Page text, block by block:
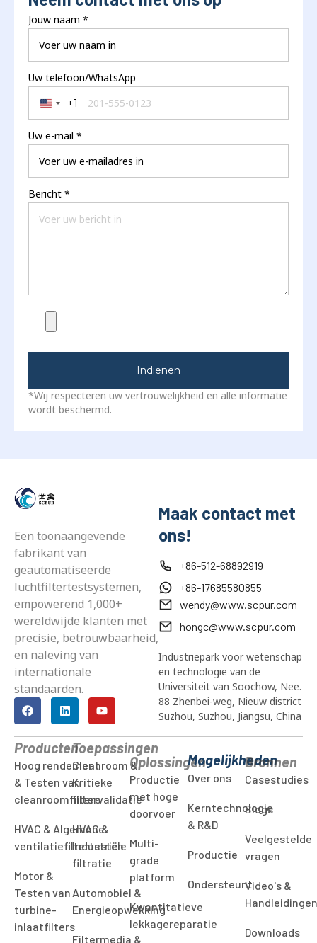
Jouw naam *
Uw telefoon/WhatsApp
United States +1
+1
Uw e-mail *
Bericht *
Indienen
*Wij respecteren uw vertrouwelijkheid en alle informatie
wordt beschermd.
Een toonaangevende
fabrikant van
geautomatiseerde
luchtfiltertestsystemen,
empowerend 1,000+
wereldwijde klanten met
precisie, betrouwbaarheid,
en naleving van
internationale
standaarden.
Maak contact met
ons!
+86-512-68892919
+86-17685580855
wendy@www.scpur.com
hongc@www.scpur.com
Industriepark voor wetenschap
en technologie van de
Universiteit van Soochow, Nee.
88 Zhenbei-weg, Nieuw district
Suzhou, Suzhou, Jiangsu, China
Producten
Hoog rendement
& Testen van
cleanroomfilters
HVAC & Algemene
ventilatiefiltertesten
Motor &
Testen van
turbine-
inlaatfilters
Toepassingen
Cleanroom &
Kritieke
filtervalidatie
HVAC &
Industriële
filtratie
Automobiel &
Energieopwekking
Filtermedia &
Oplossingen
Productie
met hoge
doorvoer
Multi-
grade
platform
Kwantitatieve
lekkagereparatie
Mogelijkheden
Over ons
Kerntechnologie
& R&D
Productie
Ondersteunt
Bronnen
Casestudies
Blogs
Veelgestelde
vragen
Video's &
Downloads